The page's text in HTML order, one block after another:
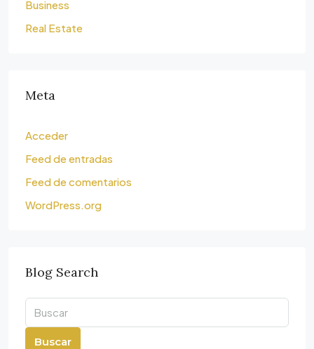
Business
Real Estate
Meta
Acceder
Feed de entradas
Feed de comentarios
WordPress.org
Blog Search
Buscar